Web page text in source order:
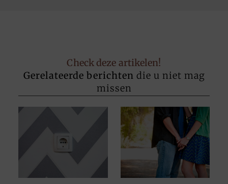
Check deze artikelen!
Gerelateerde berichten die u niet mag
missen